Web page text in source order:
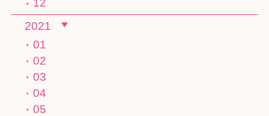
12
2021
01
02
03
04
05